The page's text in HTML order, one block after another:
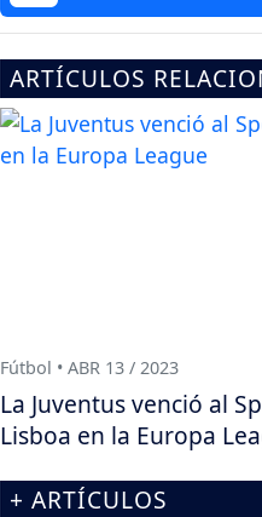
ARTÍCULOS
Fútbol • ABR 13 / 2023
La Juventus venció al
Lisboa en la Europa
+ ARTÍCULOS